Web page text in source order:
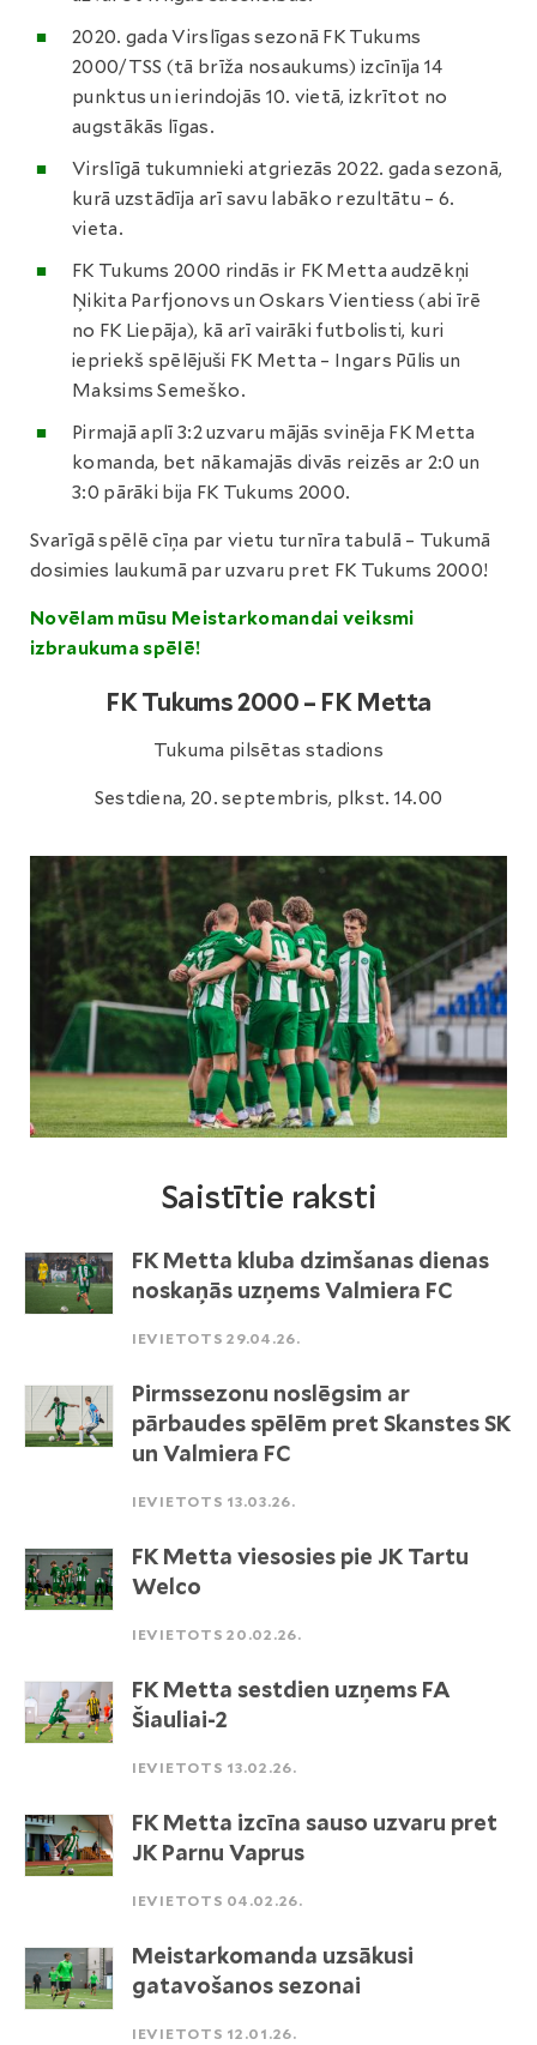
2020. gada Virslīgas sezonā FK Tukums
2000/TSS (tā brīža nosaukums) izcīnīja 14
punktus un ierindojās 10. vietā, izkrītot no
augstākās līgas.
Virslīgā tukumnieki atgriezās 2022. gada sezonā,
kurā uzstādīja arī savu labāko rezultātu – 6.
vieta.
FK Tukums 2000 rindās ir FK Metta audzēkņi
Ņikita Parfjonovs un Oskars Vientiess (abi īrē
no FK Liepāja), kā arī vairāki futbolisti, kuri
iepriekš spēlējuši FK Metta – Ingars Pūlis un
Maksims Semeško.
Pirmajā aplī 3:2 uzvaru mājās svinēja FK Metta
komanda, bet nākamajās divās reizēs ar 2:0 un
3:0 pārāki bija FK Tukums 2000.
Svarīgā spēlē cīņa par vietu turnīra tabulā – Tukumā
dosimies laukumā par uzvaru pret FK Tukums 2000!
Novēlam mūsu Meistarkomandai veiksmi
izbraukuma spēlē!
FK Tukums 2000 – FK Metta
Tukuma pilsētas stadions
Sestdiena, 20. septembris, plkst. 14.00
Saistītie raksti
FK Metta kluba dzimšanas dienas
noskaņās uzņems Valmiera FC
IEVIETOTS 29.04.26.
Pirmssezonu noslēgsim ar
pārbaudes spēlēm pret Skanstes SK
un Valmiera FC
IEVIETOTS 13.03.26.
FK Metta viesosies pie JK Tartu
Welco
IEVIETOTS 20.02.26.
FK Metta sestdien uzņems FA
Šiauliai-2
IEVIETOTS 13.02.26.
FK Metta izcīna sauso uzvaru pret
JK Parnu Vaprus
IEVIETOTS 04.02.26.
Meistarkomanda uzsākusi
gatavošanos sezonai
IEVIETOTS 12.01.26.